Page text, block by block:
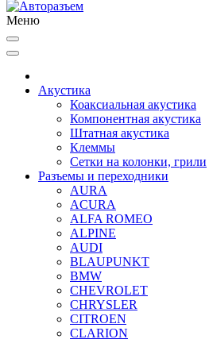
Меню
Акустика
Коаксиальная акустика
Компонентная акустика
Штатная акустика
Клеммы
Сетки на колонки, грили
Разъемы и переходники
AURA
ACURA
ALFA ROMEO
ALPINE
AUDI
BLAUPUNKT
BMW
CHEVROLET
CHRYSLER
CITROEN
CLARION